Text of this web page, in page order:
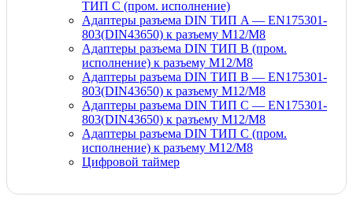
ТИП C (пром. исполнение)
Адаптеры разъема DIN ТИП A — EN175301-
803(DIN43650) к разъему M12/M8
Адаптеры разъема DIN ТИП B (пром.
исполнение) к разъему M12/M8
Адаптеры разъема DIN ТИП B — EN175301-
803(DIN43650) к разъему M12/M8
Адаптеры разъема DIN ТИП C — EN175301-
803(DIN43650) к разъему M12/M8
Адаптеры разъема DIN ТИП C (пром.
исполнение) к разъему M12/M8
Цифровой таймер